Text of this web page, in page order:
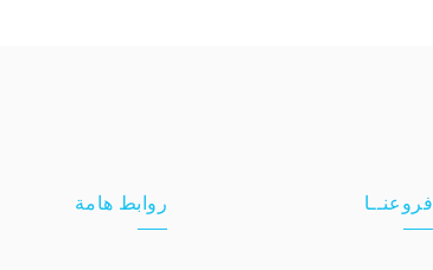
فروعنــا روابط هامة